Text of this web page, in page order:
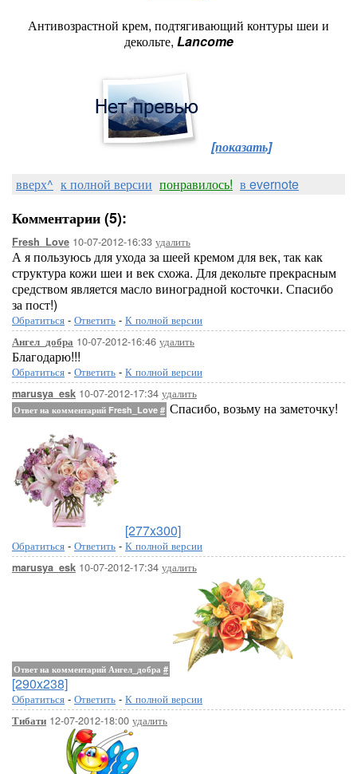
Антивозрастной крем, подтягивающий контуры шеи и
декольте, Lancome
[показать]
вверх^ к полной версии понравилось! в evernote
Комментарии (5):
Fresh_Love 10-07-2012-16:33 удалить
А я пользуюсь для ухода за шеей кремом для век, так как
структура кожи шеи и век схожа. Для декольте прекрасным
средством является масло виноградной косточки. Спасибо
за пост!)
Обратиться - Ответить - К полной версии
Ангел_добра 10-07-2012-16:46 удалить
Благодарю!!!
Обратиться - Ответить - К полной версии
marusya_esk 10-07-2012-17:34 удалить
Ответ на комментарий Fresh_Love # Спасибо, возьму на заметочку!
[277x300]
Обратиться - Ответить - К полной версии
marusya_esk 10-07-2012-17:34 удалить
Ответ на комментарий Ангел_добра #
[290x238]
Обратиться - Ответить - К полной версии
Тибати 12-07-2012-18:00 удалить